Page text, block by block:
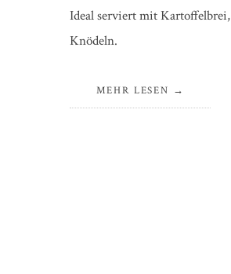
Ideal serviert mit
Knödeln.
MEHR LESEN